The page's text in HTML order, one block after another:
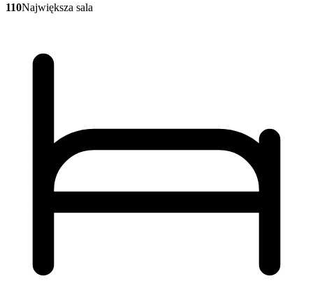
110Największa sala